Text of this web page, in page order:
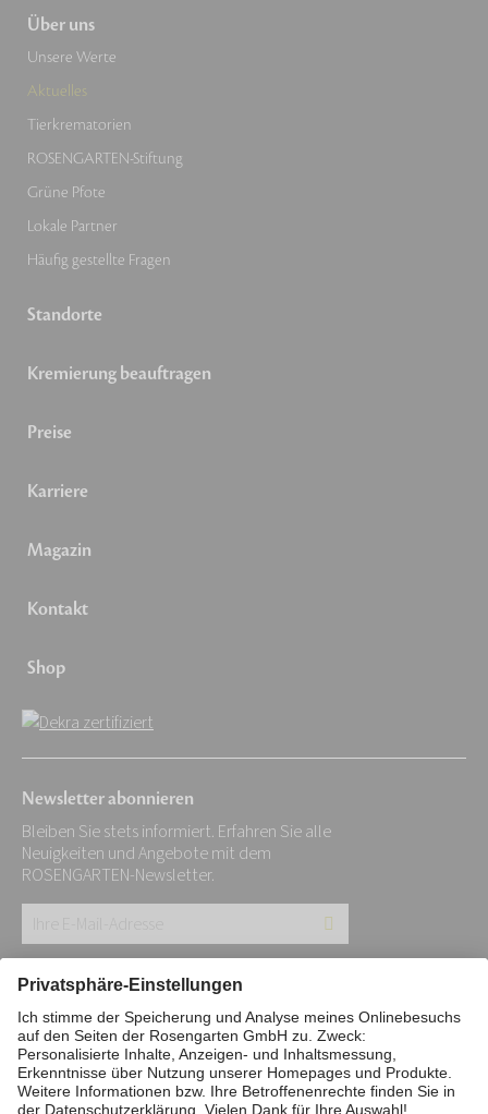
Über uns
Unsere Werte
Aktuelles
Tierkrematorien
ROSENGARTEN-Stiftung
Grüne Pfote
Lokale Partner
Häufig gestellte Fragen
Standorte
Kremierung beauftragen
Preise
Karriere
Magazin
Kontakt
Shop
Newsletter abonnieren
Bleiben Sie stets informiert. Erfahren Sie alle
Neuigkeiten und Angebote mit dem
ROSENGARTEN-Newsletter.
E-
Mail-
Adresse:
*
Impressum Datenschutz
Stiftung
Interne Meldestelle
Zahlungsmittel
Barrierefreiheitserklärung
Vertrag widerrufen